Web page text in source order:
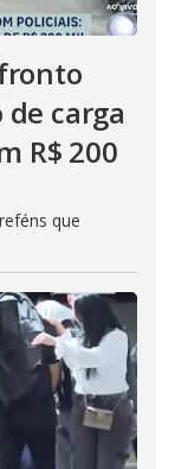
de carga
R$ 200
que